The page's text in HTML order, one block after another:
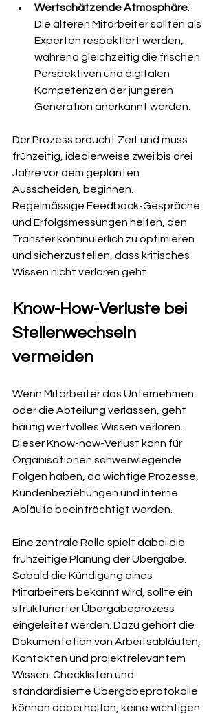
Wertschätzende Atmosphäre:
Die älteren Mitarbeiter sollten als
Experten respektiert werden,
während gleichzeitig die frischen
Perspektiven und digitalen
Kompetenzen der jüngeren
Generation anerkannt werden.
Der Prozess braucht Zeit und muss
frühzeitig, idealerweise zwei bis drei
Jahre vor dem geplanten
Ausscheiden, beginnen.
Regelmässige Feedback-Gespräche
und Erfolgsmessungen helfen, den
Transfer kontinuierlich zu optimieren
und sicherzustellen, dass kritisches
Wissen nicht verloren geht.
Know-How-Verluste bei
Stellenwechseln
vermeiden
Wenn Mitarbeiter das Unternehmen
oder die Abteilung verlassen, geht
häufig wertvolles Wissen verloren.
Dieser Know-how-Verlust kann für
Organisationen schwerwiegende
Folgen haben, da wichtige Prozesse,
Kundenbeziehungen und interne
Abläufe beeinträchtigt werden.
Eine zentrale Rolle spielt dabei die
frühzeitige Planung der Übergabe.
Sobald die Kündigung eines
Mitarbeiters bekannt wird, sollte ein
strukturierter Übergabeprozess
eingeleitet werden. Dazu gehört die
Dokumentation von Arbeitsabläufen,
Kontakten und projektrelevantem
Wissen. Checklisten und
standardisierte Übergabeprotokolle
können dabei helfen, keine wichtigen